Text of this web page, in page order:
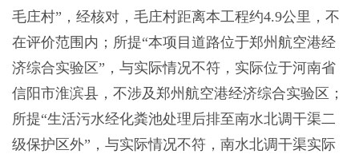
毛庄村”，经核对，毛庄村距离本工程约4.9公里，不
在评价范围内；所提“本项目道路位于郑州航空港经
济综合实验区”，与实际情况不符，实际位于河南省
信阳市淮滨县，不涉及郑州航空港经济综合实验区；
所提“生活污水经化粪池处理后排至南水北调干渠二
级保护区外”，与实际情况不符，南水北调干渠实际